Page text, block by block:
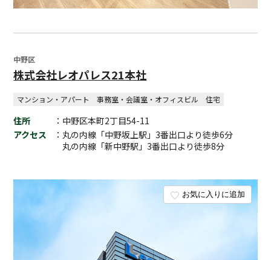
お気に入りに追加
中野区
株式会社レオパレス21本社
マンション・アパート 事務室・会議室・オフィスビル 住宅
住所
：中野区本町2丁目54-11
アクセス
：丸の内線「中野坂上駅」3番出口より徒歩6分
丸の内線「新中野駅」3番出口より徒歩8分